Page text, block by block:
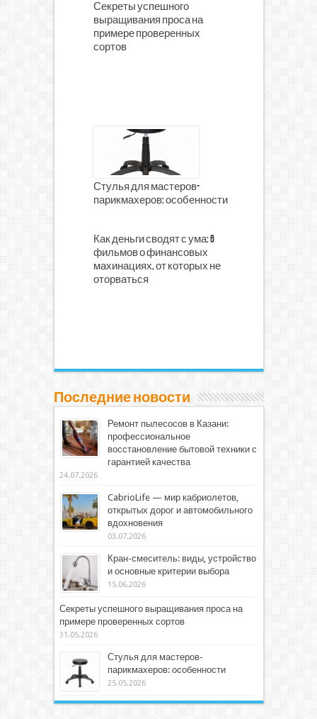
Секреты успешного
выращивания проса на
примере проверенных
сортов
Стулья для мастеров-
парикмахеров: особенности
Как деньги сводят с ума: 6
фильмов о финансовых
махинациях, от которых не
оторваться
Последние новости
Ремонт пылесосов в Казани:
профессиональное
восстановление бытовой техники с
гарантией качества
24.07.2026
CabrioLife — мир кабриолетов,
открытых дорог и автомобильного
вдохновения
03.07.2026
Кран-смеситель: виды, устройство
и основные критерии выбора
15.06.2026
Секреты успешного выращивания проса на
примере проверенных сортов
31.05.2026
Стулья для мастеров-
парикмахеров: особенности
25.05.2026